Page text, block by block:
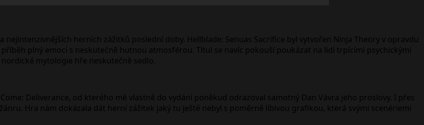
herních zážitků poslední doby. Hellblade: Senuas Sacrifice byl vytvořen Ninja Theory v opravdu
plný emocí s neskutečně hutnou atmosférou. Titul se navíc pokouší poukázat na lidi trpícími psychickými
mytologie hře neskutečně sedlo.
Deliverance, od kterého mě vlastně do vydání poněkud odrazoval samotný Dan Vávra jeho proslovy. I přes
Hra nám dokázala dát herní zážitek jaký tu ještě nebyl s poměrně líbivou grafikou, která svými scenériemi